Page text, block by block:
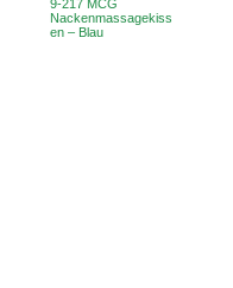
9-217 MCG
Nackenmassagekiss
en – Blau